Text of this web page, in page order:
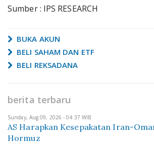
Sumber : IPS RESEARCH
BUKA AKUN
BELI SAHAM DAN ETF
BELI REKSADANA
berita terbaru
Sunday, Aug 09, 2026 - 04:37 WIB
AS Harapkan Kesepakatan Iran-
Hormuz